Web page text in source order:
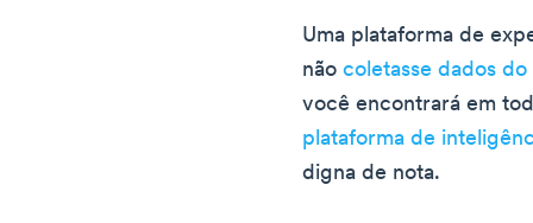
Uma plataforma de
nãocoletasse dados
você encontrará em
plataforma de
digna de nota.